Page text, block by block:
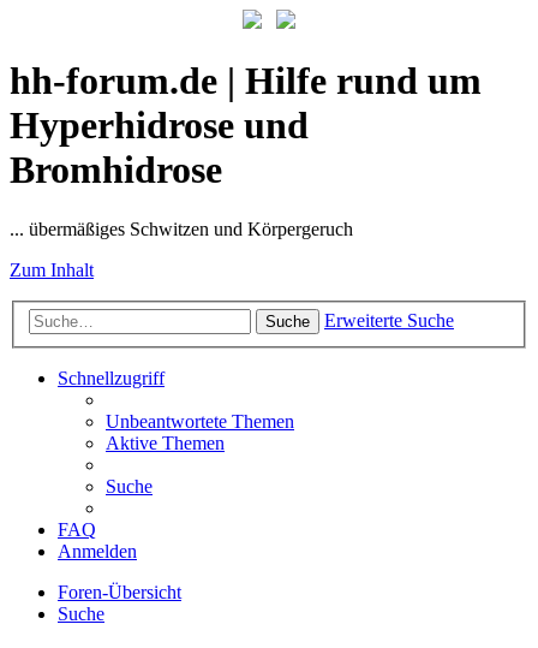
hh-forum.de | Hilfe rund um
Hyperhidrose und
Bromhidrose
... übermäßiges Schwitzen und Körpergeruch
Zum Inhalt
Suche Erweiterte Suche
Schnellzugriff
Unbeantwortete Themen
Aktive Themen
Suche
FAQ
Anmelden
Foren-Übersicht
Suche